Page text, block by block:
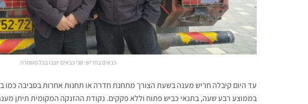
כבאים בחריש: שני כבאים יוצבו בכל משמרת
עד היום קיבלה חריש מענה בשעת הצורך מתחנת חדרה או תחנות אחרות בסביבה כמו
בממוצע רבע שעה, בתנאי כביש פתוח וללא פקקים. נקודת ההזנקה המקומית תיתן